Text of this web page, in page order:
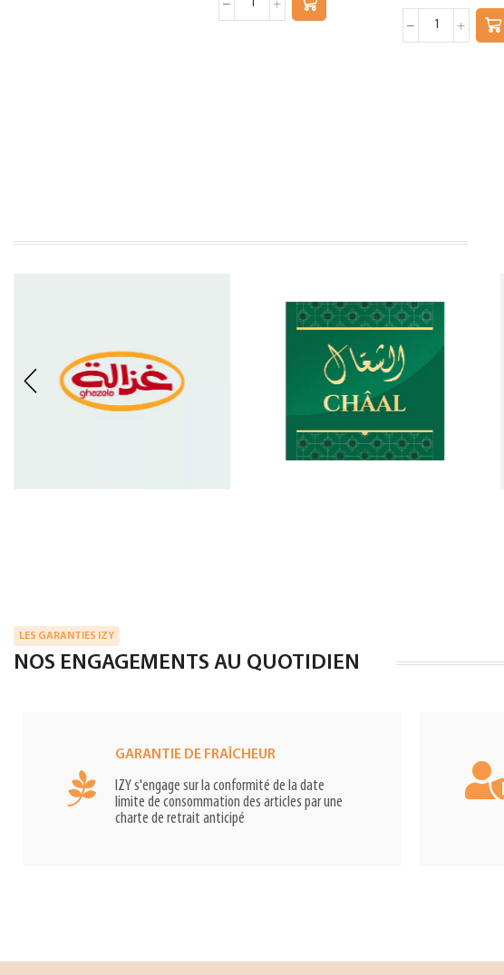
LES GARANTIES IZY
NOS ENGAGEMENTS AU QUOTIDIEN
GARANTIE DE FRAÎCHEUR
IZY s'engage sur la conformité de la date
limite de consommation des articles par une
charte de retrait anticipé